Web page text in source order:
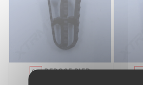
03 REPOSE PIED
DROIT MX 60/70